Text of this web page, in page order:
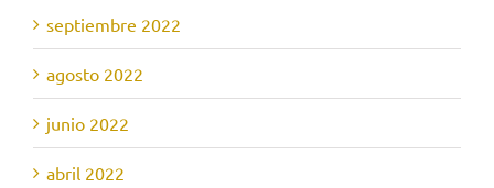
septiembre 2022
agosto 2022
junio 2022
abril 2022